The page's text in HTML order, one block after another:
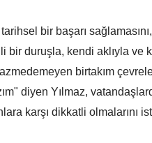
bir başarı
bir duruşla, kendi aklıyla ve
birtakım
diyen Yılmaz,
karşı dikkatli olmalarını